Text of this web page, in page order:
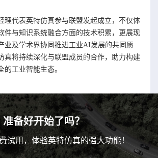
理代表英特仿真参与联盟发起成立，不仅体
件与知识系统融合方面的技术积累，更展现
业及学术界协同推进工业AI发展的共同愿
真将持续深化与联盟成员的合作，助力构建
的工业智能生态。
准备好开始了吗？
试用，体验英特仿真的强大功能！